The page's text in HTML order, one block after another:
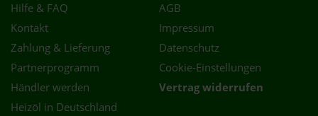
Hilfe & FAQ
Kontakt
Zahlung & Lieferung
Partnerprogramm
Händler werden
Heizöl in Deutschland
AGB
Impressum
Datenschutz
Cookie-Einstellungen
Vertrag widerrufen